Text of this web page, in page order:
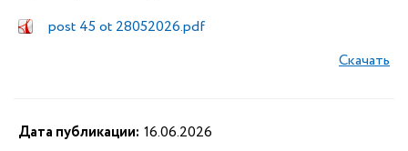
post 45 ot 28052026.pdf
Скачать
Дата публикации: 16.06.2026